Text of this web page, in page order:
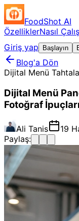
FoodShot AI
ÖzelliklerNasıl
Giriş yap
Başlayın
Blog'a Dön
Dijital Menü
Dijital Menü
Fotoğraf
Ali Tanis 19
Paylaş: